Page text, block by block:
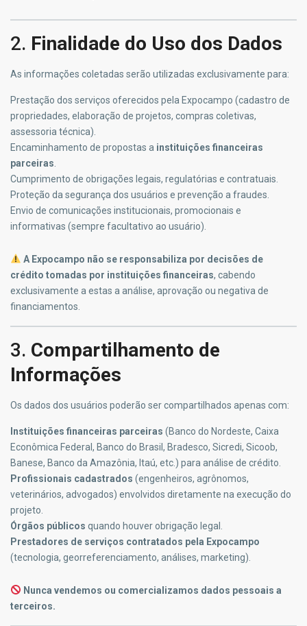
2. Finalidade do Uso dos Dados
As informações coletadas serão utilizadas exclusivamente para:
Prestação dos serviços oferecidos pela Expocampo (cadastro de
propriedades, elaboração de projetos, compras coletivas,
assessoria técnica).
Encaminhamento de propostas a instituições financeiras
parceiras
Cumprimento de obrigações legais, regulatórias e contratuais.
Proteção da segurança dos usuários e prevenção a fraudes.
Envio de comunicações institucionais, promocionais e
informativas (sempre facultativo ao usuário).
A Expocampo não se responsabiliza por decisões de
crédito tomadas por instituições financeiras, cabendo
exclusivamente a estas a análise, aprovação ou negativa de
financiamentos.
3. Compartilhamento de
Informações
Os dados dos usuários poderão ser compartilhados apenas com:
Instituições financeiras parceiras (Banco do Nordeste, Caixa
Econômica Federal, Banco do Brasil, Bradesco, Sicredi, Sicoob,
Banese, Banco da Amazônia, Itaú, etc.) para análise de crédito.
Profissionais cadastrados (engenheiros, agrônomos,
veterinários, advogados) envolvidos diretamente na execução do
projeto.
Órgãos públicos quando houver obrigação legal.
Prestadores de serviços contratados pela Expocampo
(tecnologia, georreferenciamento, análises, marketing).
Nunca vendemos ou comercializamos dados pessoais a
terceiros.